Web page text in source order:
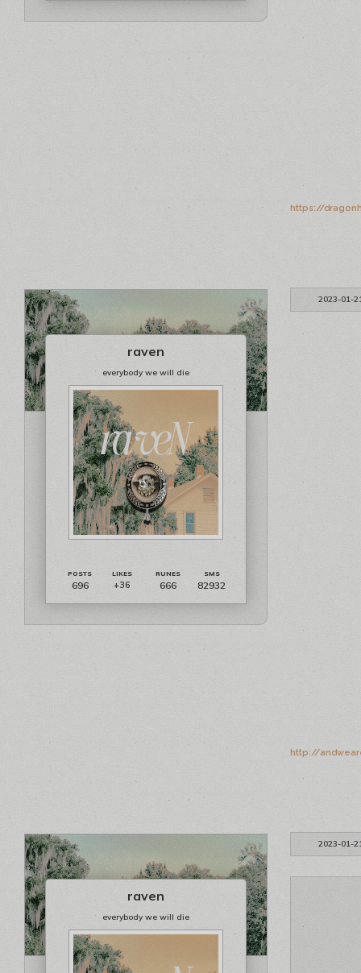
https://
2023-01-
raven
everybody we will die
696 +36 666 82932
http://
2023-01-
raven
everybody we will die